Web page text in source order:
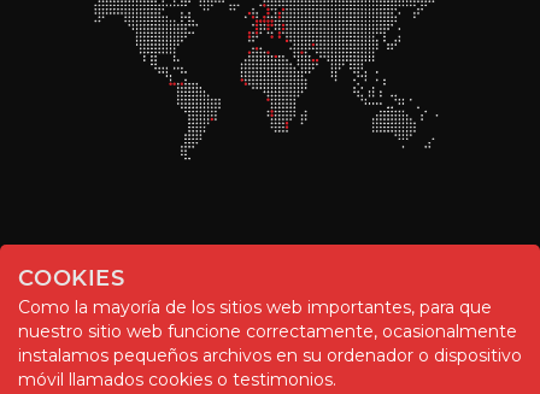
© Chemitool – 2020. All rights reserved.
COOKIES
Como la mayoría de los sitios web importantes, para que
nuestro sitio web funcione correctamente, ocasionalmente
instalamos pequeños archivos en su ordenador o dispositivo
móvil llamados cookies o testimonios.